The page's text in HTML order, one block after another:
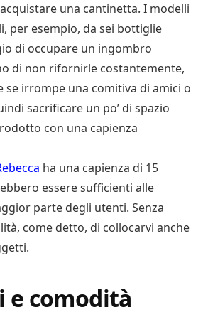
una cantinetta. I modelli
per esempio, da sei bottiglie
di occupare un ingombro
di non rifornirle costantemente,
se irrompe una comitiva di amici o
sacrificare un po’ di spazio
con una capienza
ha una capienza di 15
essere sufficienti alle
parte degli utenti. Senza
come detto, di collocarvi anche
e comodità